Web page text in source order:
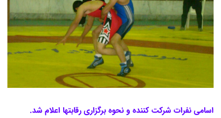
اسامی نفرات شرکت کننده و نحوه برگزاری رقابتها اعلام شد.